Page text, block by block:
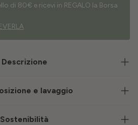
di 80€ e ricevi in REGALO la Borsa
Descrizione
e lavaggio
Sostenibilità